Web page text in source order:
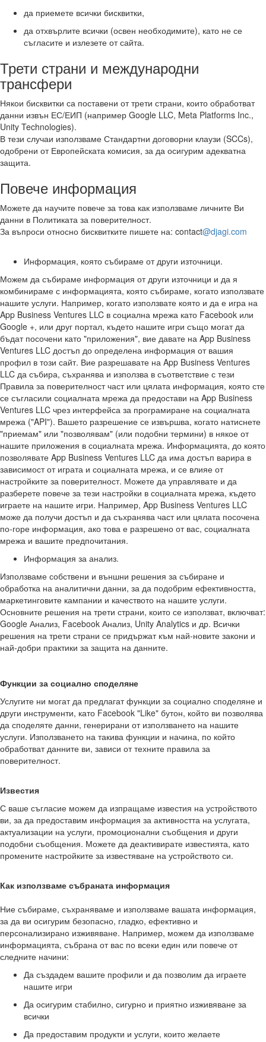
да приемете всички бисквитки,
да отхвърлите всички (освен необходимите), като не се
съгласите и излезете от сайта.
Трети страни и международни
трансфери
Някои бисквитки са поставени от трети страни, които обработват
данни извън ЕС/ЕИП (например Google LLC, Meta Platforms Inc.,
Unity Technologies).
В тези случаи използваме Стандартни договорни клаузи (SCCs),
одобрени от Европейската комисия, за да осигурим адекватна
защита.
Повече информация
Можете да научите повече за това как използваме личните Ви
данни в Политиката за поверителност.
За въпроси относно бисквитките пишете на: contact@djagi.com
Информация, която събираме от други източници.
Можем да събираме информация от други източници и да я
комбинираме с информацията, която събираме, когато използвате
нашите услуги. Например, когато използвате която и да е игра на
App Business Ventures LLC в социална мрежа като Facebook или
Google +, или друг портал, където нашите игри също могат да
бъдат посочени като "приложения", вие давате на App Business
Ventures LLC достъп до определена информация от вашия
профил в този сайт. Вие разрешавате на App Business Ventures
LLC да събира, съхранява и използва в съответствие с тези
Правила за поверителност част или цялата информация, която сте
се съгласили социалната мрежа да предостави на App Business
Ventures LLC чрез интерфейса за програмиране на социалната
мрежа ("API"). Вашето разрешение се извършва, когато натиснете
"приемам" или "позволявам" (или подобни термини) в някое от
нашите приложения в социалната мрежа. Информацията, до която
позволявате App Business Ventures LLC да има достъп варира в
зависимост от играта и социалната мрежа, и се влияе от
настройките за поверителност. Можете да управлявате и да
разберете повече за тези настройки в социалната мрежа, където
играете на нашите игри. Например, App Business Ventures LLC
може да получи достъп и да съхранява част или цялата посочена
по-горе информация, ако това е разрешено от вас, социалната
мрежа и вашите предпочитания.
Информация за анализ.
Използваме собствени и външни решения за събиране и
обработка на аналитични данни, за да подобрим ефективността,
маркетинговите кампании и качеството на нашите услуги.
Основните решения на трети страни, които се използват, включват:
Google Анализ, Facebook Анализ, Unity Analytics и др. Всички
решения на трети страни се придържат към най-новите закони и
най-добри практики за защита на данните.
Функции за социално споделяне
Услугите ни могат да предлагат функции за социално споделяне и
други инструменти, като Facebook "Like" бутон, който ви позволява
да споделяте данни, генерирани от използването на нашите
услуги. Използването на такива функции и начина, по който
обработват данните ви, зависи от техните правила за
поверителност.
Известия
С ваше съгласие можем да изпращаме известия на устройството
ви, за да предоставим информация за активността на услугата,
актуализации на услуги, промоционални съобщения и други
подобни съобщения. Можете да деактивирате известията, като
промените настройките за известяване на устройството си.
Как използваме събраната информация
Ние събираме, съхраняваме и използваме вашата информация,
за да ви осигурим безопасно, гладко, ефективно и
персонализирано изживяване. Например, можем да използваме
информацията, събрана от вас по всеки един или повече от
следните начини:
Да създадем вашите профили и да позволим да играете
нашите игри
Да осигурим стабилно, сигурно и приятно изживяване за
всички
Да предоставим продукти и услуги, които желаете